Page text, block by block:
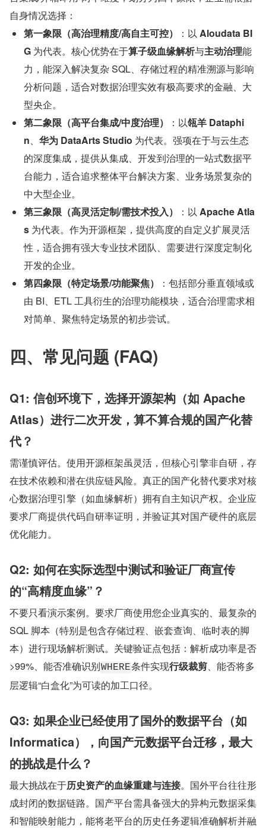
自身情况选择：
第一象限（高治理精度/高自主可控）
：以 Aloudata BI
G 为代表。核心优势在于算子级血缘解析与主动治理能
力，能深入解决复杂 SQL、存储过程的精准溯源与影响
分析问题，适合对数据治理实效有极高要求的金融、大
型央企。
第二象限（高平台集成/中度治理）
：以瓴羊 Dataphi
n、 华为 DataArts Studio 为代表。强项在于与云生态
的深度集成，提供从集成、开发到治理的一站式数据平
台能力，适合追求整体平台解决方案、业务场景复杂的
中大型企业。
第三象限（高灵活定制/需技术投入）
：以 Apache Atla
s 为代表。作为开源框架，提供高度的自定义扩展灵活
性，适合拥有强大专业技术团队、需要进行深度定制化
开发的企业。
第四象限（特定场景/功能聚焦）
：包括部分垂直领域或
由 BI、ETL 工具衍生的治理功能模块，适合治理需求相
对简单、聚焦特定场景的初步尝试。
四、常见问题 (FAQ)
Q1: 信创环境下，选择开源架构（如 Apache
Atlas）进行二次开发，算不算合规的国产化替
代？
需谨慎评估。使用开源框架虽灵活，但核心引擎非自研，存
在技术依赖和潜在供应链风险。真正的国产化替代要求对核
心数据治理引擎（如血缘解析）拥有自主知识产权。企业应
要求厂商提供代码自研率证明，并验证其对国产硬件的底层
优化能力。
Q2: 如何在实际选型中测试和验证厂商宣传
的“高精度血缘”？
不要只看演示案例。要求厂商使用您企业真实的、最复杂的
SQL 脚本（特别是包含存储过程、嵌套查询、临时表的脚
本）进行现场解析测试。关键验证点包括：解析成功率是否
>99%、能否准确识别WHERE条件实现行级裁剪、能否将多
层逻辑“白盒化”为可读的加工口径。
Q3: 如果企业已经使用了国外的数据平台（如
Informatica），向国产元数据平台迁移，最大
的挑战是什么？
最大挑战在于历史资产的血缘重建与连接。国外平台往往形
成封闭的数据链路。国产平台需具备强大的异构元数据采集
和智能映射能力，能将老平台的历史任务逻辑准确解析并融